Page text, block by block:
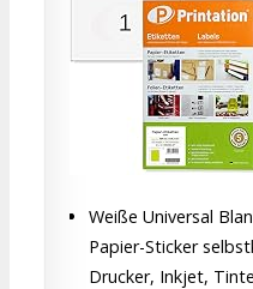
Weiße Universal
Papier-Sticker
Drucker, Inkjet,